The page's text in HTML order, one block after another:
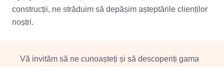
construcții, ne străduim să depășim așteptările clienților
noștri.
Vă invităm să ne cunoașteți și să descoperiți gama